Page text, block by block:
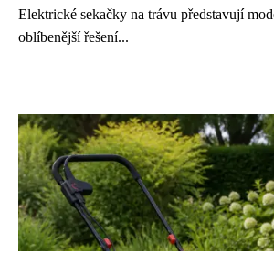
Elektrické sekačky na trávu představují
oblíbenější řešení...